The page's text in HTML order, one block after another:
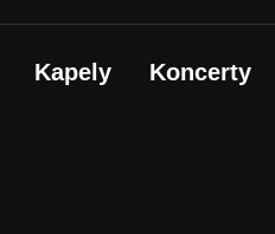
Kapely Koncerty